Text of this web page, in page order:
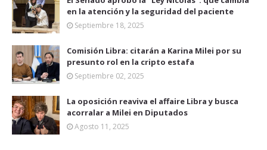
en la atención y la seguridad del paciente
Septiembre 18, 2025
Comisión Libra: citarán a Karina Milei por su
presunto rol en la cripto estafa
Septiembre 02, 2025
La oposición reaviva el affaire Libra y busca
acorralar a Milei en Diputados
Agosto 11, 2025